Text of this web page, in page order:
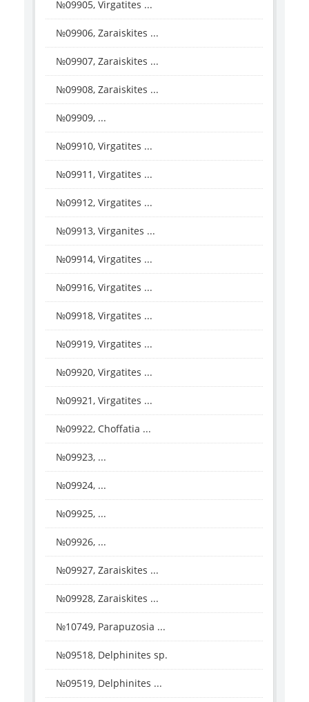
№09905, Virgatites ...
№09906, Zaraiskites ...
№09907, Zaraiskites ...
№09908, Zaraiskites ...
№09909, ...
№09910, Virgatites ...
№09911, Virgatites ...
№09912, Virgatites ...
№09913, Virganites ...
№09914, Virgatites ...
№09916, Virgatites ...
№09918, Virgatites ...
№09919, Virgatites ...
№09920, Virgatites ...
№09921, Virgatites ...
№09922, Choffatia ...
№09923, ...
№09924, ...
№09925, ...
№09926, ...
№09927, Zaraiskites ...
№09928, Zaraiskites ...
№10749, Parapuzosia ...
№09518, Delphinites sp.
№09519, Delphinites ...